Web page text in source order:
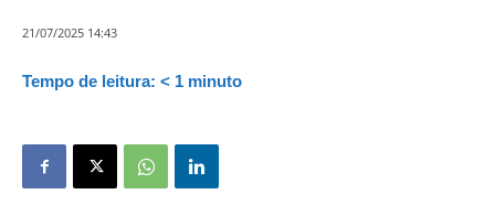
21/07/2025 14:43
Tempo de leitura: < 1 minuto